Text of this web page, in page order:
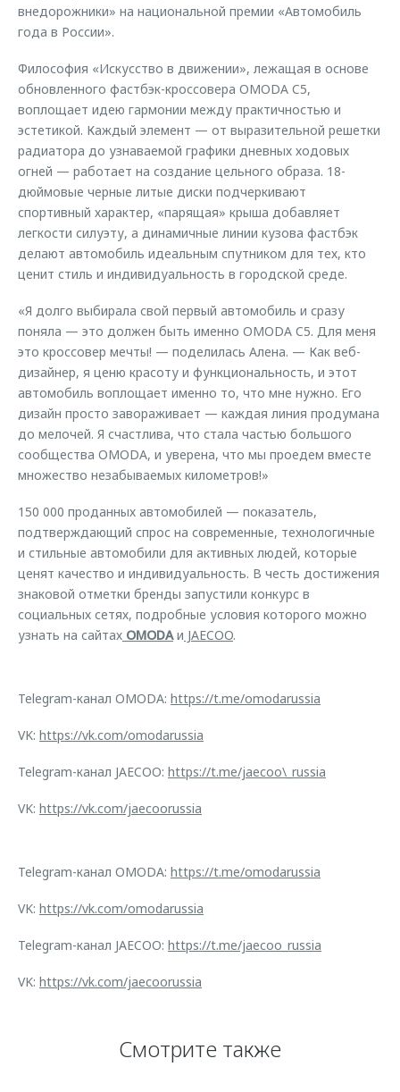
внедорожники» на национальной премии «Автомобиль
года в России».
Философия «Искусство в движении», лежащая в основе
обновленного фастбэк-кроссовера OMODA C5,
воплощает идею гармонии между практичностью и
эстетикой. Каждый элемент — от выразительной решетки
радиатора до узнаваемой графики дневных ходовых
огней — работает на создание цельного образа. 18-
дюймовые черные литые диски подчеркивают
спортивный характер, «парящая» крыша добавляет
легкости силуэту, а динамичные линии кузова фастбэк
делают автомобиль идеальным спутником для тех, кто
ценит стиль и индивидуальность в городской среде.
«Я долго выбирала свой первый автомобиль и сразу
поняла — это должен быть именно OMODA C5. Для меня
это кроссовер мечты! — поделилась Алена. — Как веб-
дизайнер, я ценю красоту и функциональность, и этот
автомобиль воплощает именно то, что мне нужно. Его
дизайн просто завораживает — каждая линия продумана
до мелочей. Я счастлива, что стала частью большого
сообщества OMODA, и уверена, что мы проедем вместе
множество незабываемых километров!»
150 000 проданных автомобилей — показатель,
подтверждающий спрос на современные, технологичные
и стильные автомобили для активных людей, которые
ценят качество и индивидуальность. В честь достижения
знаковой отметки бренды запустили конкурс в
социальных сетях, подробные условия которого можно
узнать на сайтах OMODAи JAECOO.
Telegram-канал OMODA: https://t.me/omodarussia
VK: https://vk.com/omodarussia
Telegram-канал JAECOO: https://t.me/jaecoo\_russia
VK: https://vk.com/jaecoorussia
Telegram-канал OMODA: https://t.me/omodarussia
VK: https://vk.com/omodarussia
Telegram-канал JAECOO: https://t.me/jaecoo_russia
VK: https://vk.com/jaecoorussia
Смотрите также